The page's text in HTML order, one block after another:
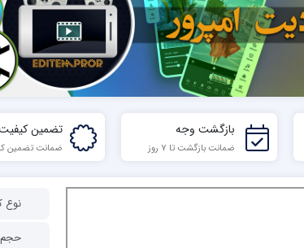
بازگشت وجه
ضمانت بازگشت تا 7 روز
تضمین
ضمانت تضمین
نوع
حجم